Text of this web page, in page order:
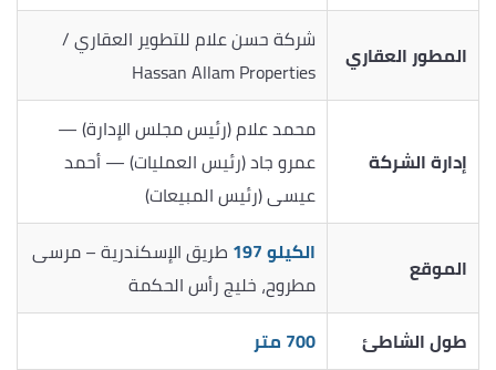
المطور العقاري
شركة حسن علام للتطوير العقاري /
Hassan Allam Properties
إدارة الشركة
محمد علام (رئيس مجلس الإدارة) —
عمرو جاد (رئيس العمليات) — أحمد
عيسى (رئيس المبيعات)
الموقع الكيلو 197
طريق الإسكندرية – مرسى
مطروح، خليج رأس الحكمة
طول الشاطئ
700 متر